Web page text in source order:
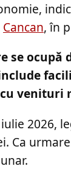
Cancan, în
se
venituri
2026,
Ca